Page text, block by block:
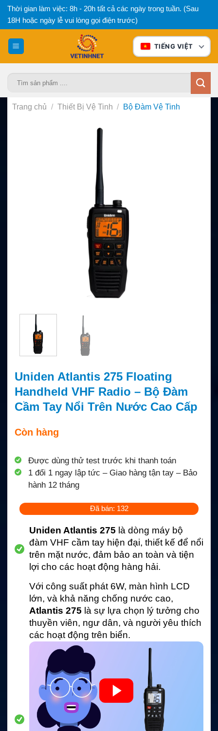
Bỏ
qua
nội
dung
Thời gian làm việc: 8h - 20h tất cả các ngày trong tuần. (Sau
18H hoặc ngày lễ vui lòng gọi điện trước)
TIẾNG VIỆT
Trang chủ / Thiết Bị Vệ Tinh / Bộ Đàm Vệ Tinh
Uniden Atlantis 275 Floating
Handheld VHF Radio – Bộ Đàm
Cầm Tay Nổi Trên Nước Cao Cấp
Còn hàng
Được dùng thử test trước khi thanh toán
1 đổi 1 ngay lập tức – Giao hàng tận tay – Bảo
hành 12 tháng
Đã bán: 132
Uniden Atlantis 275 là dòng máy bộ
đàm VHF cầm tay hiện đại, thiết kế để nổi
trên mặt nước, đảm bảo an toàn và tiện
lợi cho các hoạt động hàng hải.
Với công suất phát 6W, màn hình LCD
lớn, và khả năng chống nước cao,
Atlantis 275 là sự lựa chọn lý tưởng cho
thuyền viên, ngư dân, và người yêu thích
các hoạt động trên biển.